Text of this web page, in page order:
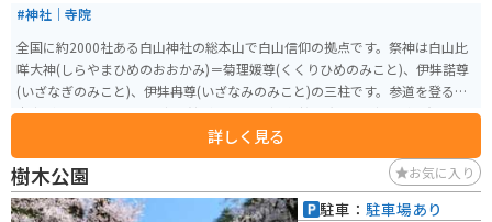
#神社｜寺院
全国に約2000社ある白山神社の総本山で白山信仰の拠点です。祭神は白山比
咩大神(しらやまひめのおおかみ)＝菊理媛尊(くくりひめのみこと)、伊弉諾尊
(いざなぎのみこと)、伊弉冉尊(いざなみのみこと)の三柱です。参道を登ると
本宮があります。また、宝物館があり、国宝”剣銘吉光”他の宝物が保存され
詳しく見る
樹木公園 お気に入り
駐車： 駐車場あり